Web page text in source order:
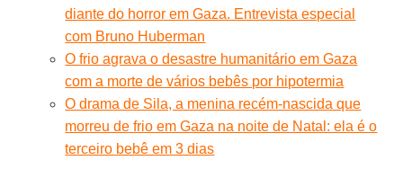
diante do horror em Gaza. Entrevista especial
com Bruno Huberman
O frio agrava o desastre humanitário em Gaza
com a morte de vários bebês por hipotermia
O drama de Sila, a menina recém-nascida que
morreu de frio em Gaza na noite de Natal: ela é o
terceiro bebê em 3 dias